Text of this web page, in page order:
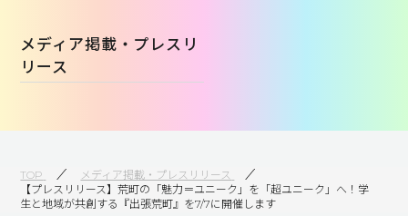
メディア掲載・プレスリ
リース
TOP
メディア掲載・プレスリリース
【プレスリリース】荒町の「魅力＝ユニーク」を「超ユニーク」へ！学
生と地域が共創する『出張荒町』を7/7に開催します